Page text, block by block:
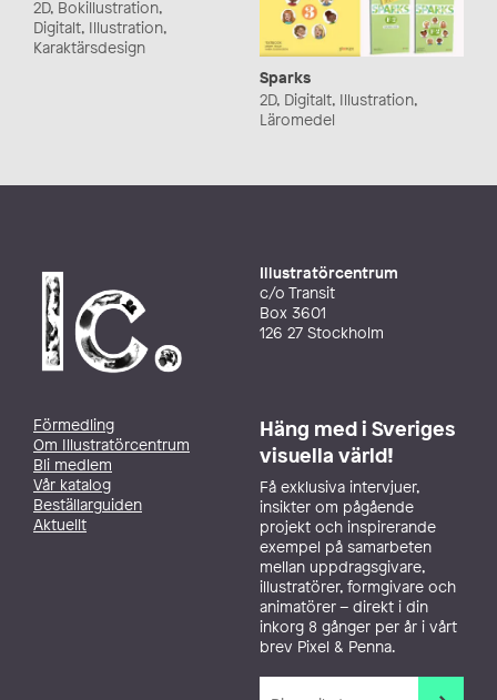
2D, Bokillustration,
Digitalt, Illustration,
Karaktärsdesign
Sparks
2D, Digitalt, Illustration,
Läromedel
Illustratörcentrum
c/o Transit
Box 3601
126 27 Stockholm
Förmedling
Om Illustratörcentrum
Bli medlem
Vår katalog
Beställarguiden
Aktuellt
Häng med i Sveriges
visuella värld!
Få exklusiva intervjuer,
insikter om pågående
projekt och inspirerande
exempel på samarbeten
mellan uppdragsgivare,
illustratörer, formgivare och
animatörer – direkt i din
inkorg 8 gånger per år i vårt
brev Pixel & Penna.